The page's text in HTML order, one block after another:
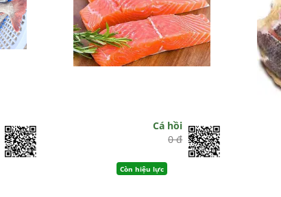
Cá hồi
0 đ
Còn hiệu lực